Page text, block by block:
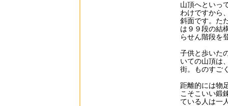
山頂へといっ
わけですから
斜面です。た
は９９段の結
らせん階段を
子供と歩いた
いての山頂は
街。ものすご
距離的には物
こそこいい鍛
ている人は一